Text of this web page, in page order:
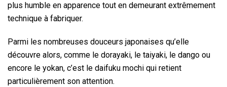
plus humble en apparence tout en demeurant extrêmement
technique à fabriquer.
Parmi les nombreuses douceurs japonaises qu’elle
découvre alors, comme le dorayaki, le taiyaki, le dango ou
encore le yokan, c’est le daifuku mochi qui retient
particulièrement son attention.